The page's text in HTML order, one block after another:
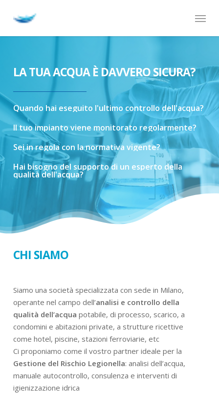
Menu
LA TUA ACQUA È DAVVERO SICURA?
Quando hai eseguito l'ultimo controllo dell'acqua?
Il tuoimpianto viene monitorato regolarmente?
Seiinregola con lanormativa vigente?
Hai bisognodel supportodi un esperto della
qualitàdell'acqua?
CHI SIAMO
Siamo una società specializzata con sede in Milano,
operante nel campo dell’analisi e controllo della
qualità dell’acqua potabile, di processo, scarico, a
condomini e abitazioni private, a strutture ricettive
come hotel, piscine, stazioni ferroviarie, etc
Ci proponiamo come il vostro partner ideale per la
Gestione del Rischio Legionella: analisi dell’acqua,
manuale autocontrollo, consulenza e interventi di
igienizzazione idrica